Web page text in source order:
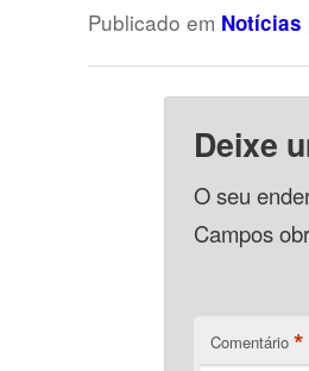
Publicado em Notícias
Deixe
O seu
Campos
Comentário *